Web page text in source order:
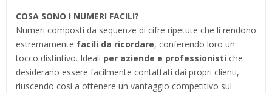
COSA SONO I NUMERI FACILI?
Numeri composti da sequenze di cifre ripetute che li rendono
estremamente facili da ricordare, conferendo loro un
tocco distintivo. Ideali per aziende e professionisti che
desiderano essere facilmente contattati dai propri clienti,
riuscendo così a ottenere un vantaggio competitivo sul